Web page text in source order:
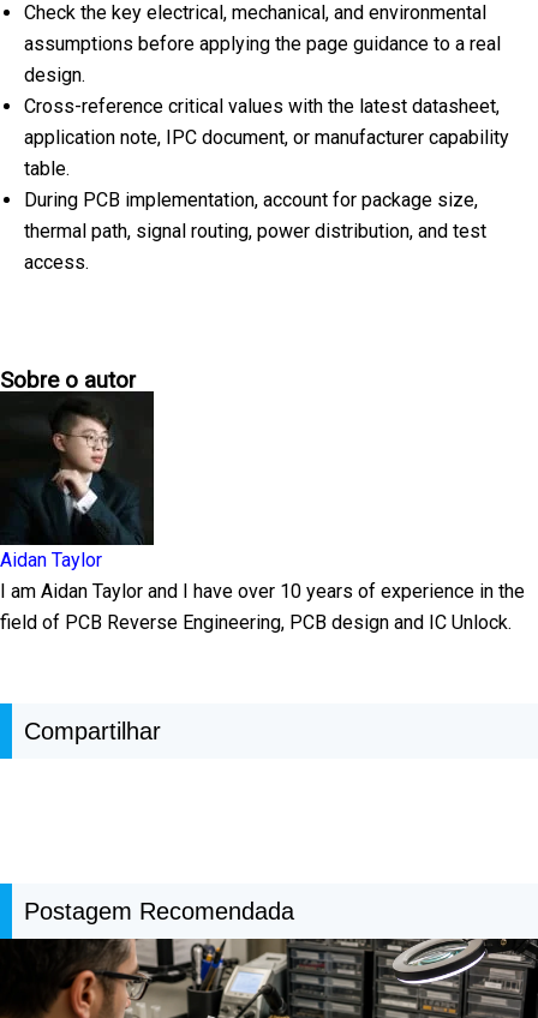
Check the key electrical, mechanical, and environmental
assumptions before applying the page guidance to a real
design.
Cross-reference critical values with the latest datasheet,
application note, IPC document, or manufacturer capability
table.
During PCB implementation, account for package size,
thermal path, signal routing, power distribution, and test
access.
Sobre o autor
Aidan Taylor
I am Aidan Taylor and I have over 10 years of experience in the
field of PCB Reverse Engineering, PCB design and IC Unlock.
Compartilhar
Postagem Recomendada